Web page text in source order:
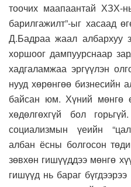
тоочих маапаантай ХЗХ-
барилгажилт”-ыг хасаад
Д.Бадраа жаал албархуу
хоршоог дампуурснаар
хадгаламжаа эргүүлэн
нууд хөрөнгөө бизнесийн
байсан юм. Хүний мөнгө
хөдөлгөхгүй бол
социализмын үеийн
албан ёсны болгосон
зөвхөн гишүүддээ мөнгө
гишүүд нь бараг